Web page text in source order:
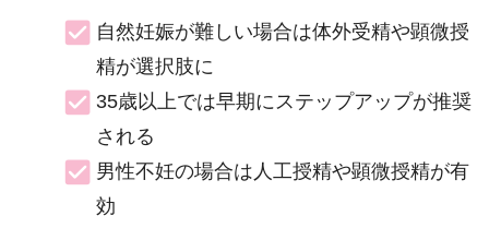
自然妊娠が難しい場合は体外受精や顕微授
精が選択肢に
35歳以上では早期にステップアップが推奨
される
男性不妊の場合は人工授精や顕微授精が有
効